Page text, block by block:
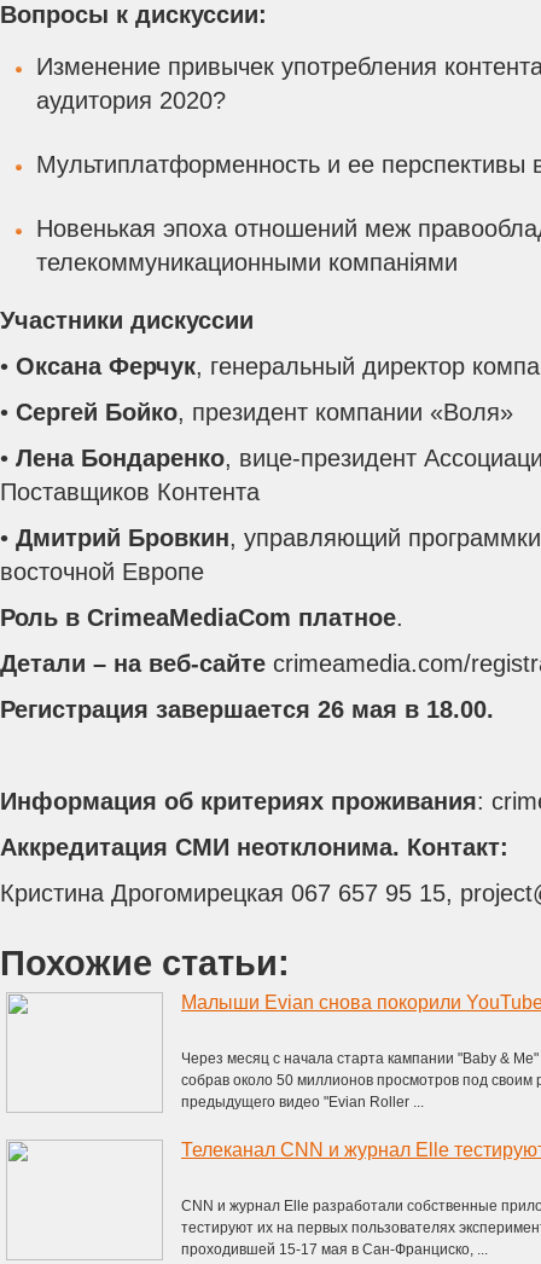
Вопросы к дискуссии:
Изменение привычек употребления
аудитория 2020?
Мультиплатформенность и ее перспективы
Новенькая эпоха отношений меж
телекоммуникационными компаніями
Участники дискуссии
• Оксана Ферчук, генеральный директор
• Сергей Бойко, президент компании «Воля»
• Лена Бондаренко, вице-президент
Поставщиков Контента
• Дмитрий Бровкин, управляющий
восточной Европе
Роль в CrimeaMediaCom платное.
Детали – на веб-сайте crimeamedia.com/
Регистрация завершается 26 мая в 18.00.
Информация об критериях проживания:
Аккредитация СМИ неотклонима. Контакт:
Кристина Дрогомирецкая 067 657 95 15,
Похожие статьи:
Малыши Evian снова покорили
Через месяц с начала старта кампании "Baby &
собрав около 50 миллионов просмотров под своим
предыдущего видео "Evian Roller ...
Телеканал CNN и журнал Elle
CNN и журнал Elle разработали собственные
тестируют их на первых пользователях
проходившей 15-17 мая в Сан-Франциско, ...